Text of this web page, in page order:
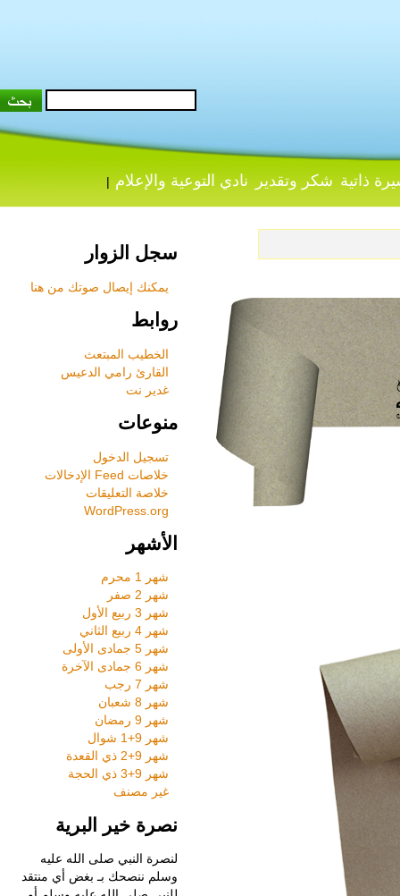
شكر وتقدير نادي التوعية والإعلام|
سجل الزوار
يمكنك إيصال صوتك من هنا
روابط
الخطيب المبتعث
القارئ رامي الدعيس
غدير نت
منوعات
تسجيل الدخول
خلاصات Feed الإدخالات
خلاصة التعليقات
WordPress.org
الأشهر
شهر 1 محرم
شهر 2 صفر
شهر 3 ربيع الأول
شهر 4 ربيع الثاني
شهر 5 جمادى الأولى
شهر 6 جمادى الآخرة
شهر 7 رجب
شهر 8 شعبان
شهر 9 رمضان
شهر 9+1 شوال
شهر 9+2 ذي القعدة
شهر 9+3 ذي الحجة
غير مصنف
نصرة خير البرية
لنصرة النبي صلى الله عليه
وسلم ننصحك بـبغض أي منتقد